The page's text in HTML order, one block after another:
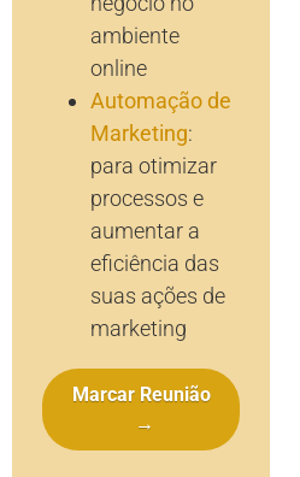
ambiente
online
Automação de
Marketing:
para otimizar
processos e
aumentar a
eficiência das
suas ações de
marketing
Marcar Reunião
→